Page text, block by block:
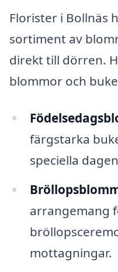
Florister i Bollnäs
sortiment av
direkt till dörren.
blommor och
färgstarka
speciella
arrangemang
mottagningar.